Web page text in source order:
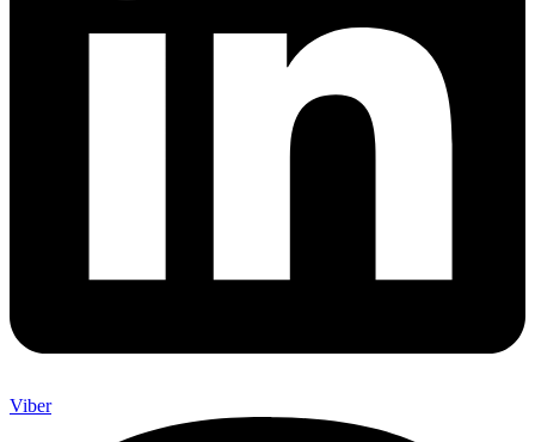
Viber